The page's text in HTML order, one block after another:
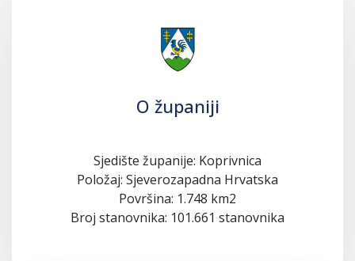
O županiji
Sjedište županije: Koprivnica
Položaj: Sjeverozapadna Hrvatska
Površina: 1.748 km2
Broj stanovnika: 101.661 stanovnika